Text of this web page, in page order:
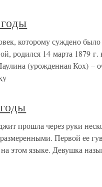
которому суждено
родился 14 марта 1879
(урожденная Кох) –
прошла через руки
Первой ее
этом языке. Девушка